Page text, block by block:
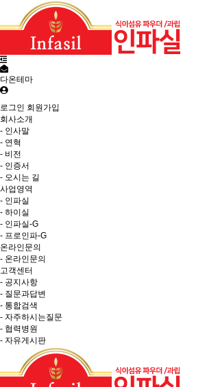
다온테마
로그인 회원가입
회사소개
- 인사말
- 연혁
- 비전
- 인증서
- 오시는 길
사업영역
- 인파실
- 하이실
- 인파실-G
- 프로인파-G
온라인문의
- 온라인문의
고객센터
- 공지사항
- 질문과답변
- 통합검색
- 자주하시는질문
- 협력병원
- 자유게시판